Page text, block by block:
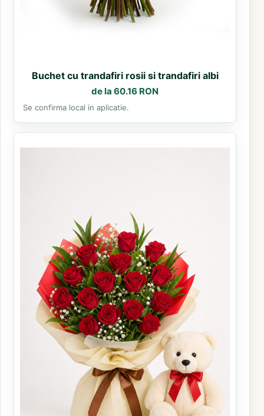
Buchet cu trandafiri rosii si trandafiri albi
de la 60.16 RON
Se confirma local in aplicatie.